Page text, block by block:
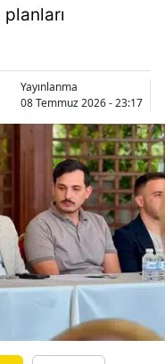
Bingöl
Bolu
Bursa
Çanakkale
Çankırı
Çorum
Denizli
Diyarbakır
Yayınlanma
08 Temmuz 2026 - 23:17